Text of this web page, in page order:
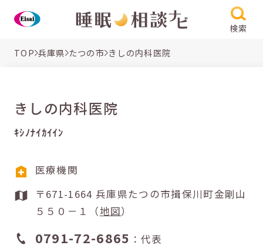
検索
TOP 兵庫県 たつの市 きしの内科医院
きしの内科医院
ｷｼﾉﾅｲｶｲｲﾝ
医療機関
〒671-1664 兵庫県たつの市揖保川町金剛山
５５０－１（地図）
0791-72-6865 ：代表